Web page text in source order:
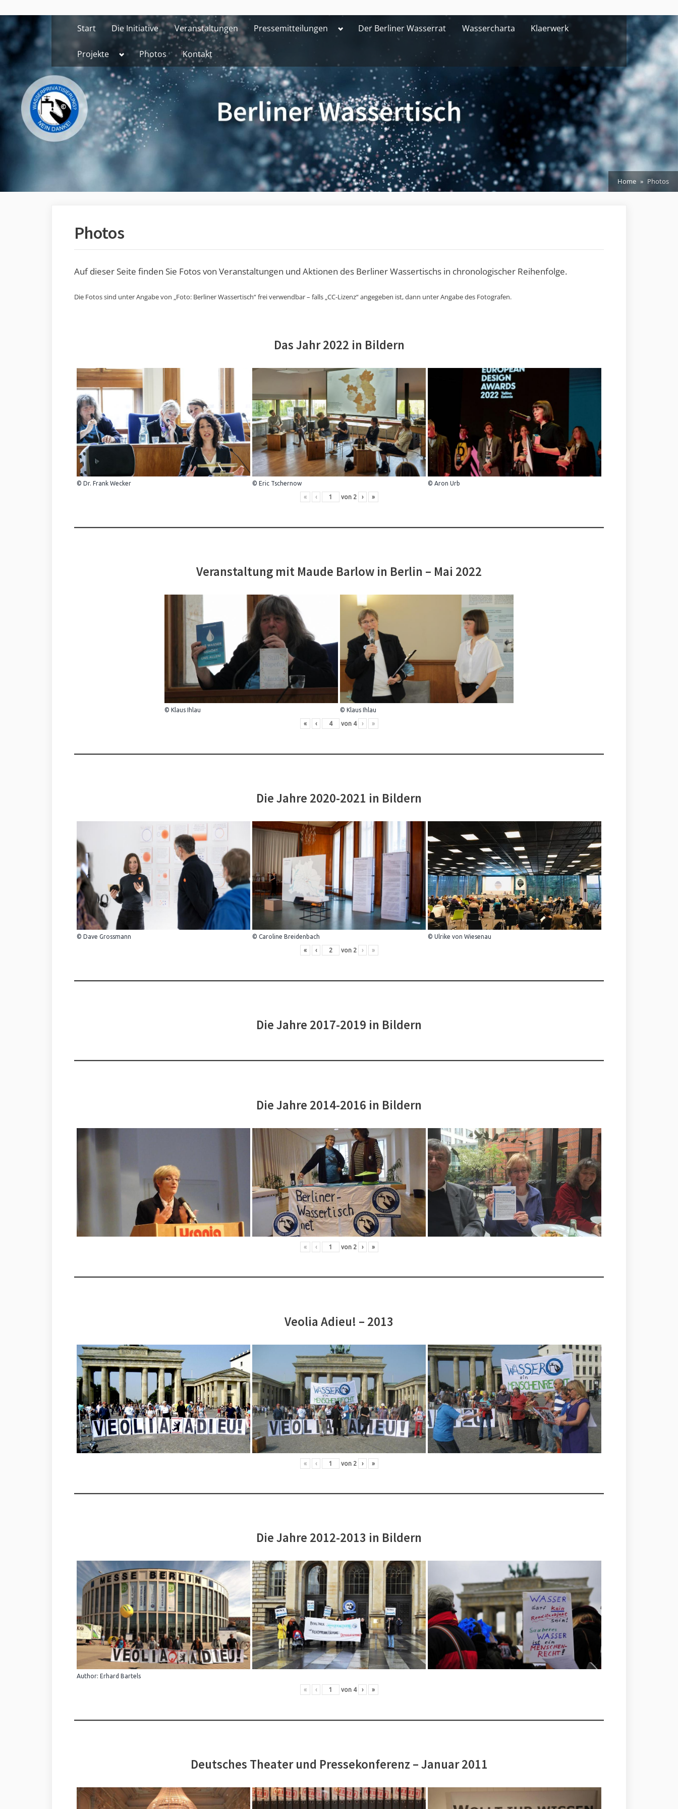
to
content
Start Die Initiative Veranstaltungen Pressemitteilungen ToggleDer Berliner Wasserrat Wassercharta Klaerwerk
Projekte Toggle
menu
Photos Kontakt
Home Photos
Photos
Auf dieser Seite finden Sie Fotos von Veranstaltungen und Aktionen des Berliner Wassertischs in chronologischer Reihenfolge.
Die Fotos sind unter Angabe von „Foto: Berliner Wassertisch“ frei verwendbar – falls „CC-Lizenz“ angegeben ist, dann unter Angabe des Fotografen.
Das Jahr 2022 in Bildern
© Dr. Frank Wecker © Eric Tschernow © Aron Urb
« ‹ von 2 › »
Veranstaltung mit Maude Barlow in Berlin – Mai 2022
© Klaus Ihlau © Klaus Ihlau
« ‹ von 4 › »
Die Jahre 2020-2021 in Bildern
© Dave Grossmann © Caroline Breidenbach © Ulrike von Wiesenau
« ‹ von 2 › »
Die Jahre 2017-2019 in Bildern
Die Jahre 2014-2016 in Bildern
« ‹ von 2 › »
Veolia Adieu! – 2013
« ‹ von 2 › »
Die Jahre 2012-2013 in Bildern
Author: Erhard Bartels
« ‹ von 4 › »
Deutsches Theater und Pressekonferenz – Januar 2011